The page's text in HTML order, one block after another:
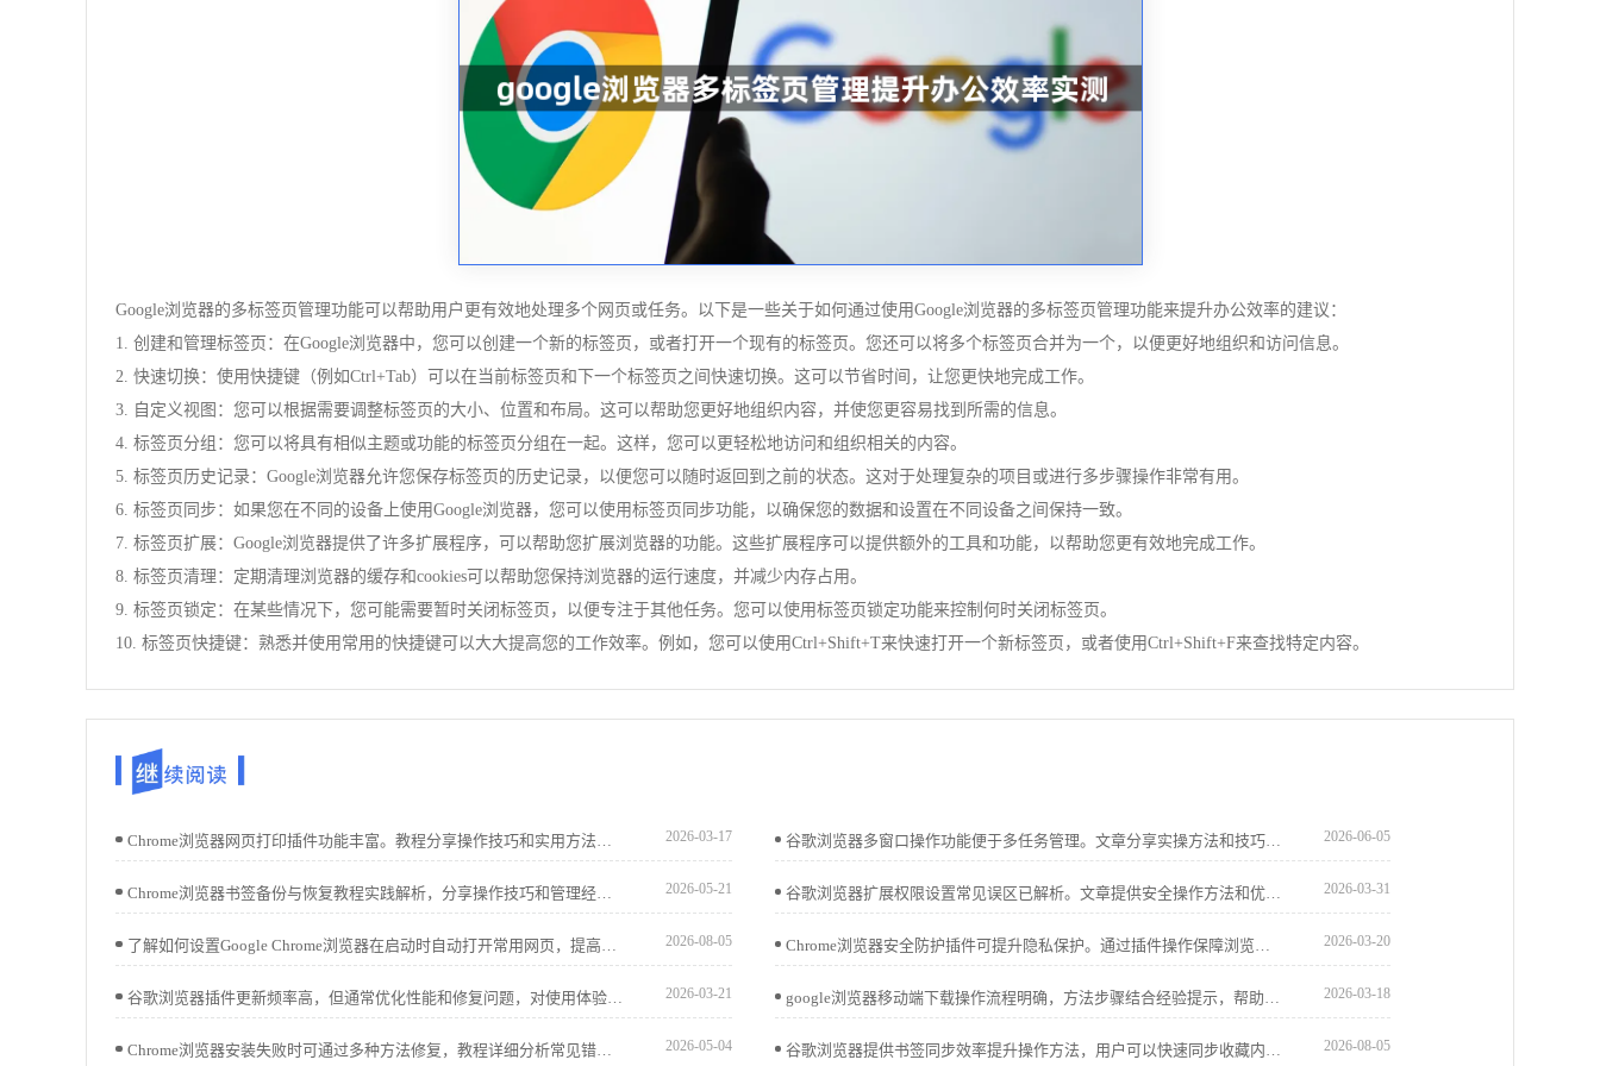
Google浏览器的多标签页管理功能可以帮助用户更有效地处理多个网页或任务。以下是一些关于如何通过使用Google浏览器的多标签页管理功能来提升办公效率的建议：
1. 创建和管理标签页：在Google浏览器中，您可以创建一个新的标签页，或者打开一个现有的标签页。您还可以将多个标签页合并为一个，以便更好地组织和访问信息。
2. 快速切换：使用快捷键（例如Ctrl+Tab）可以在当前标签页和下一个标签页之间快速切换。这可以节省时间，让您更快地完成工作。
3. 自定义视图：您可以根据需要调整标签页的大小、位置和布局。这可以帮助您更好地组织内容，并使您更容易找到所需的信息。
4. 标签页分组：您可以将具有相似主题或功能的标签页分组在一起。这样，您可以更轻松地访问和组织相关的内容。
5. 标签页历史记录：Google浏览器允许您保存标签页的历史记录，以便您可以随时返回到之前的状态。这对于处理复杂的项目或进行多步骤操作非常有用。
6. 标签页同步：如果您在不同的设备上使用Google浏览器，您可以使用标签页同步功能，以确保您的数据和设置在不同设备之间保持一致。
7. 标签页扩展：Google浏览器提供了许多扩展程序，可以帮助您扩展浏览器的功能。这些扩展程序可以提供额外的工具和功能，以帮助您更有效地完成工作。
8. 标签页清理：定期清理浏览器的缓存和cookies可以帮助您保持浏览器的运行速度，并减少内存占用。
9. 标签页锁定：在某些情况下，您可能需要暂时关闭标签页，以便专注于其他任务。您可以使用标签页锁定功能来控制何时关闭标签页。
10. 标签页快捷键：熟悉并使用常用的快捷键可以大大提高您的工作效率。例如，您可以使用Ctrl+Shift+T来快速打开一个新标签页，或者使用Ctrl+Shift+F来查找特定内容。
Chrome浏览器网页打印插件功能丰富。教程分享操作技巧和实用方法，帮助用户高效完成网页打印任务。 2026-03-17 2026-06-05
Chrome浏览器书签备份与恢复教程实践解析，分享操作技巧和管理经验，保障重要书签安全，轻松实现数据恢复与同步。 2026-05-21 2026-03-31
2026-08-05 2026-03-20
谷歌浏览器插件更新频率高，但通常优化性能和修复问题，对使用体验影响较小，保持功能稳定。 2026-03-21 2026-03-18
Chrome浏览器安装失败时可通过多种方法修复，教程详细分析常见错误原因，并给出实用解决方案，帮助用户顺利完成安装。 2026-05-04 2026-08-05